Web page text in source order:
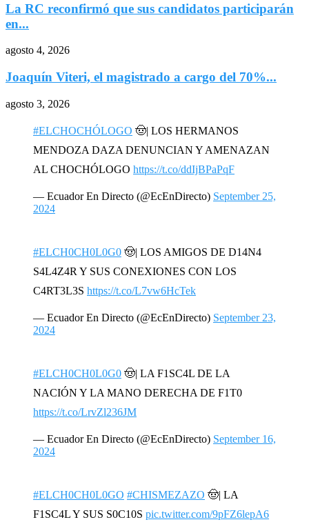
La RC reconfirmó que sus candidatos participarán
en...
agosto 4, 2026
Joaquín Viteri, el magistrado a cargo del 70%...
agosto 3, 2026
#ELCHOCHÓLOGO 🤠| LOS HERMANOS
MENDOZA DAZA DENUNCIAN Y AMENAZAN
AL CHOCHÓLOGO https://t.co/ddIjBPaPqF
— Ecuador En Directo (@EcEnDirecto) September 25,
2024
#ELCH0CH0L0G0 🤠| LOS AMIGOS DE D14N4
S4L4Z4R Y SUS CONEXIONES CON LOS
C4RT3L3S https://t.co/L7vw6HcTek
— Ecuador En Directo (@EcEnDirecto) September 23,
2024
#ELCH0CH0L0G0 🤠| LA F1SC4L DE LA
NACIÓN Y LA MANO DERECHA DE F1T0
https://t.co/LrvZl236JM
— Ecuador En Directo (@EcEnDirecto) September 16,
2024
#ELCH0CH0L0GO #CHISMEZAZO 🤠| LA
F1SC4L Y SUS S0C10S pic.twitter.com/9pFZ6lepA6